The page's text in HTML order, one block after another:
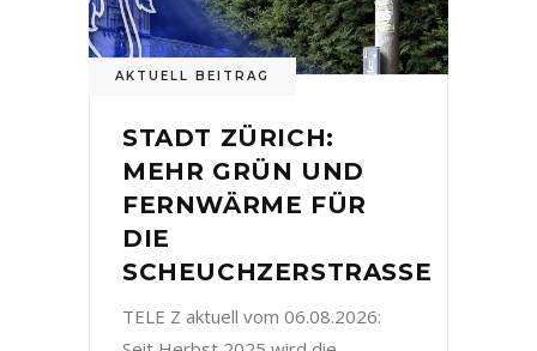
AKTUELL BEITRAG
STADT ZÜRICH:
MEHR GRÜN UND
FERNWÄRME FÜR
DIE
SCHEUCHZERSTRASSE
TELE Z aktuell vom 06.08.2026: